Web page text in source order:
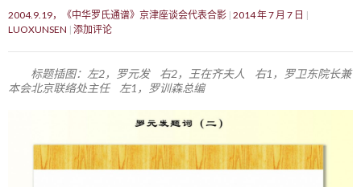
2004.9.19，《中华罗氏通谱》京津座谈会代表合影 2014 年 7 月 7 日
LUOXUNSEN 添加评论
标题插图：左2，罗元发 右2，王在齐夫人 右1，罗卫东院长兼
本会北京联络处主任 左1，罗训森总编